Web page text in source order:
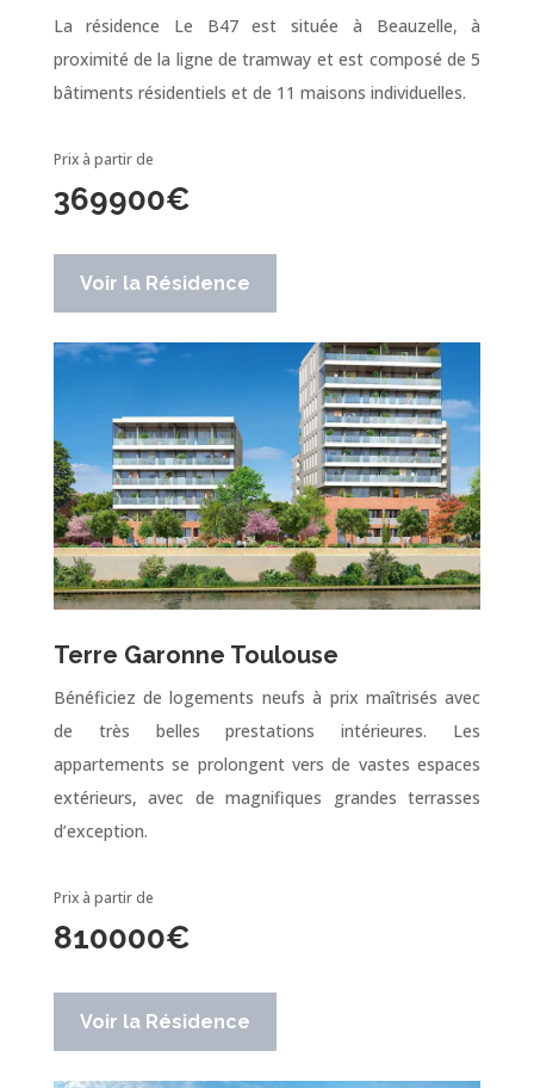
La résidence Le B47 est située à Beauzelle, à
proximité de la ligne de tramway et est composé de 5
bâtiments résidentiels et de 11 maisons individuelles.
Prix à partir de
369900€
Voir la Résidence
Terre Garonne Toulouse
Bénéficiez de logements neufs à prix maîtrisés avec
de très belles prestations intérieures. Les
appartements se prolongent vers de vastes espaces
extérieurs, avec de magnifiques grandes terrasses
d’exception.
Prix à partir de
810000€
Voir la Résidence